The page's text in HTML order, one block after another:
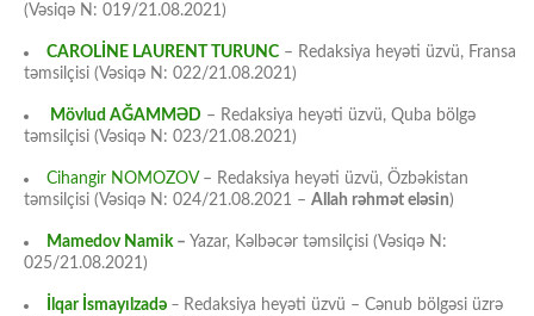
(Vəsiqə N: 019/21.08.2021)
CAROLİNE LAURENT TURUNC – Redaksiya heyəti üzvü, Fransa
təmsilçisi (Vəsiqə N: 022/21.08.2021)
Mövlud AĞAMMƏD – Redaksiya heyəti üzvü, Quba bölgə
təmsilçisi (Vəsiqə N: 023/21.08.2021)
Cihangir NOMOZOV– Redaksiya heyəti üzvü, Özbəkistan
təmsilçisi (Vəsiqə N: 024/21.08.2021 – Allah rəhmət eləsin)
Mamedov Namik– Yazar, Kəlbəcər təmsilçisi (Vəsiqə N:
025/21.08.2021)
İlqar İsmayılzadə – Redaksiya heyəti üzvü – Cənub bölgəsi üzrə